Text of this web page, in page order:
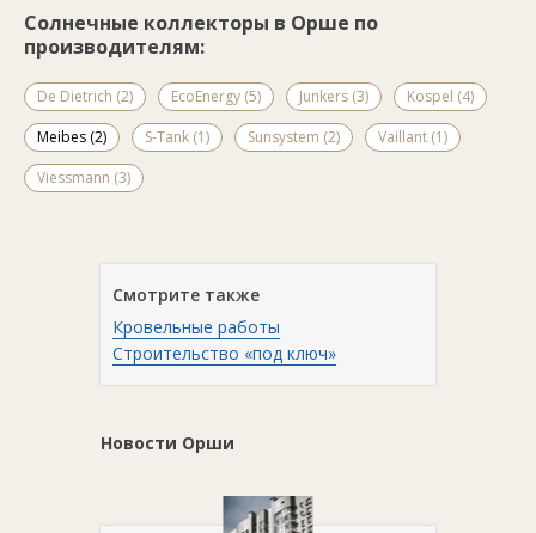
Солнечные коллекторы в Орше по
производителям:
De Dietrich (2) EcoEnergy (5) Junkers (3)
Kospel (4)
Meibes (2)
S-Tank (1) Sunsystem (2)
Vaillant (1)
Viessmann (3)
Смотрите также
Кровельные работы
Строительство «под ключ»
Новости Орши